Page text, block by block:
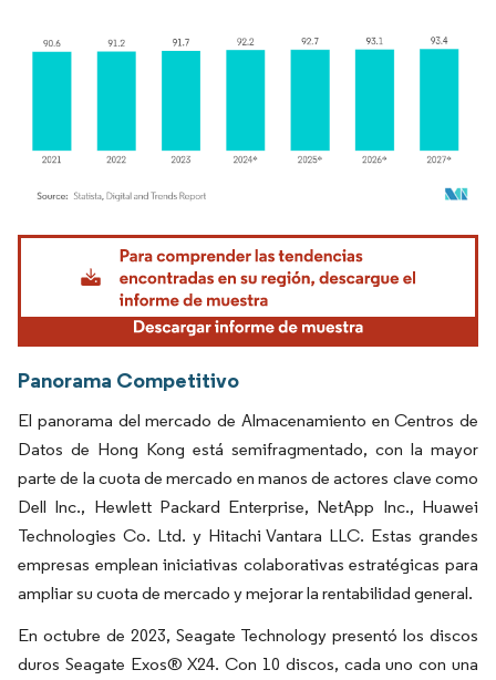
Imagen © Mordor Intelligence. El uso requiere atribución según CC BY 4.0.
Panorama Competitivo
El panorama del mercado de Almacenamiento en Centros de
Datos de Hong Kong está semifragmentado, con la mayor
parte de la cuota de mercado en manos de actores clave como
Dell Inc., Hewlett Packard Enterprise, NetApp Inc., Huawei
Technologies Co. Ltd. y Hitachi Vantara LLC. Estas grandes
empresas emplean iniciativas colaborativas estratégicas para
ampliar su cuota de mercado y mejorar la rentabilidad general.
En octubre de 2023, Seagate Technology presentó los discos
duros Seagate Exos® X24. Con 10 discos, cada uno con una